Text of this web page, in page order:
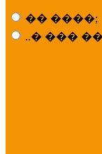
�� ����;
..� ���